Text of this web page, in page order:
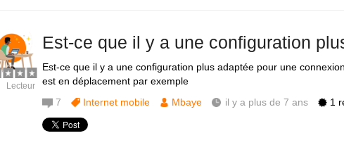
Est-ce que il y a une configuration
Est-ce que il y a une configuration plus adaptée pour une
est en déplacement par exemple
Lecteur
7 Internet mobile Mbaye il y a plus de 7 ans 1